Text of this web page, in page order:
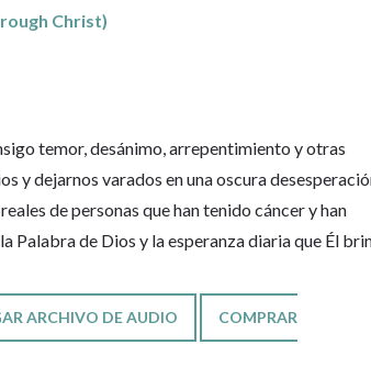
Christ)
temor, desánimo, arrepentimiento y otras
y dejarnos varados en una oscura
de personas que han tenido cáncer y han
Palabra de Dios y la esperanza diaria que Él
ARCHIVO DE AUDIO
COMPRAR